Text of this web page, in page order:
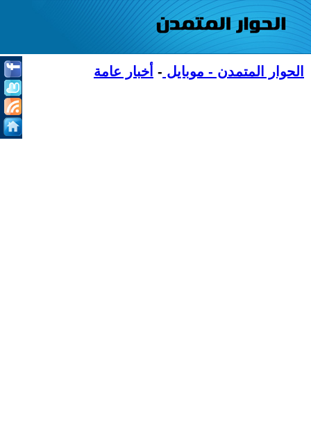
الحوار المتمدن - موبايل - أخبار عامة